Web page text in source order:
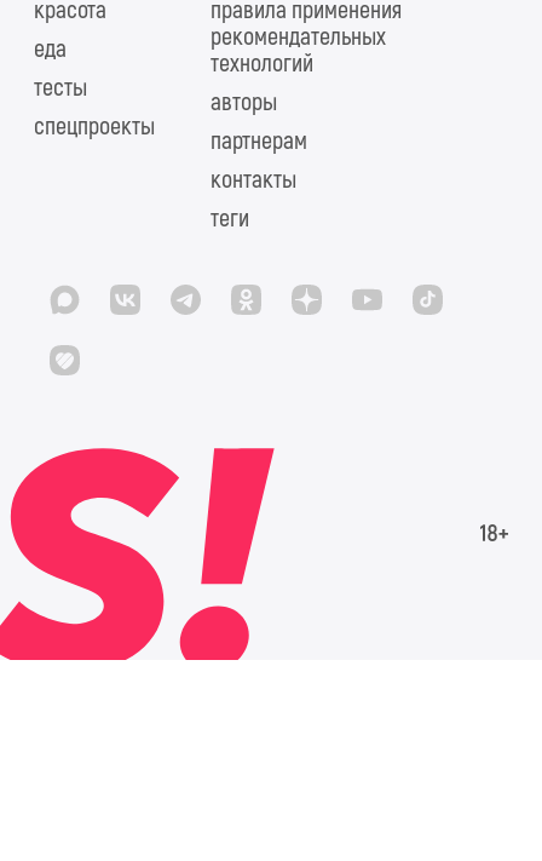
красота
еда
тесты
спецпроекты
правила применения
рекомендательных
технологий
авторы
партнерам
контакты
теги